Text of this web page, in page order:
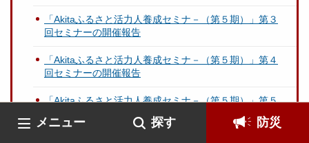
メニュー 探す 防災
「Akitaふるさと活力人養成セミナ－（第５期）」第３
回セミナーの開催報告
「Akitaふるさと活力人養成セミナ－（第５期）」第４
回セミナーの開催報告
「Akitaふるさと活力人養成セミナ－（第５期）」第５